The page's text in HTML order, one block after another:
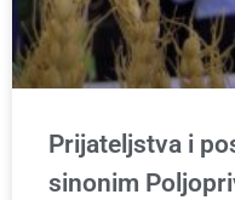
Prijateljstva i
sinonim